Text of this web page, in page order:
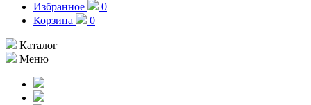
Избранное
0
Корзина
0
Каталог
Меню